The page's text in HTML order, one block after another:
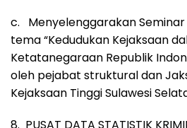
c. Menyelenggarakan Seminar
tema “Kedudukan Kejaksaan
Ketatanegaraan Republik
oleh pejabat struktural dan
Kejaksaan Tinggi Sulawesi